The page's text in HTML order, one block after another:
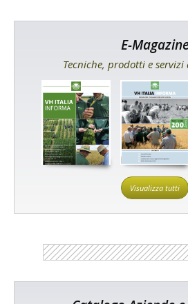
E-
Tecniche, prodotti e servizi
Visualizza tutti